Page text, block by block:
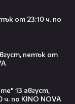
от 23:10 ч. по
петък от
13 август,
по KINO NOVA